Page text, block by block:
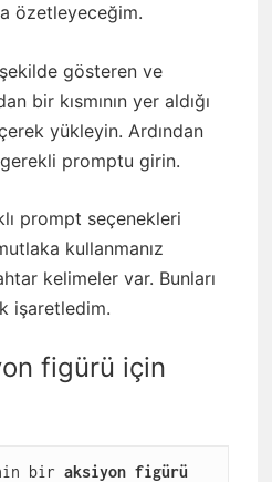
özetleyeceğim.
gösteren ve
bir kısmının yer aldığı
yükleyin. Ardından
promptu girin.
prompt seçenekleri
kullanmanız
kelimeler var. Bunları
işaretledim.
figürü için
bir aksiyon figürü